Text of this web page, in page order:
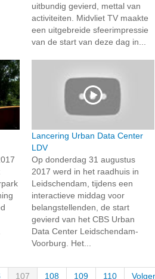
uitbundig gevierd, mettal van
activiteiten. Midvliet TV maakte
een uitgebreide sfeerimpressie
van de start van deze dag in...
Lancering Urban Data Center
LDV
Op donderdag 31 augustus
2017 werd in het raadhuis in
Leidschendam, tijdens een
interactieve middag voor
belangstellenden, de start
gevierd van het CBS Urban
Data Center Leidschendam-
Voorburg. Het...
107 108 109 110